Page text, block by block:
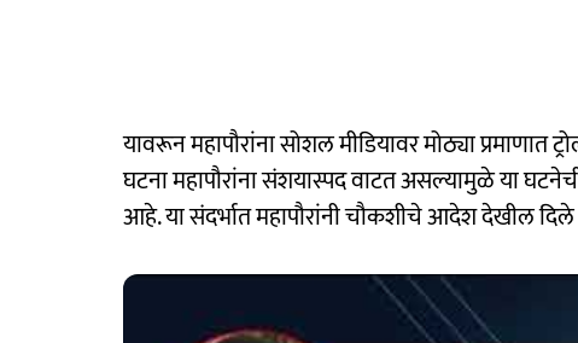
यावरून महापौरांना सोशल मीडियावर मोठ्या
घटना महापौरांना संशयास्पद वाटत असल्यामुळे या
आहे. या संदर्भात महापौरांनी चौकशीचे आदेश देखील